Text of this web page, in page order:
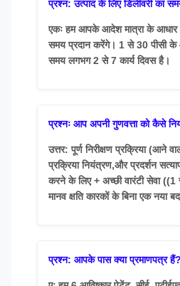
प्रश्न: उत्पाद के लिए डिलीवरी का
एकः हम आपके आदेश मात्रा के आधार
समय प्रदान करेंगे। 1 से 30 पीसी के
समय लगभग 2 से 7 कार्य दिवस है।
प्रश्नः आप अपनी गुणवत्ता को कैसे
उत्तर: पूर्ण निरीक्षण प्रक्रिया (आने
प्रक्रिया नियंत्रण,और प्रदर्शन
करने के लिए + अच्छी वारंटी सेवा ((1
मानव क्षति कारकों के बिना एक नया
प्रश्न: आपके पास क्या प्रमाणपत्र हैं?